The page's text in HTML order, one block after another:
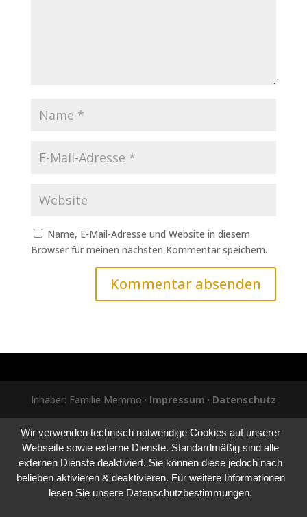
Name, E-Mail-Adresse und Website in diesem
Browser für meinen nächsten Kommentar speichern.
Inhaber: Familie Memmo · Impressum · Datenschutz
Wir verwenden technisch notwendige Cookies auf unserer
Webseite sowie externe Dienste. Standardmäßig sind alle
externen Dienste deaktiviert. Sie können diese jedoch nach
belieben aktivieren & deaktivieren. Für weitere Informationen
lesen Sie unsere Datenschutzbestimmungen.